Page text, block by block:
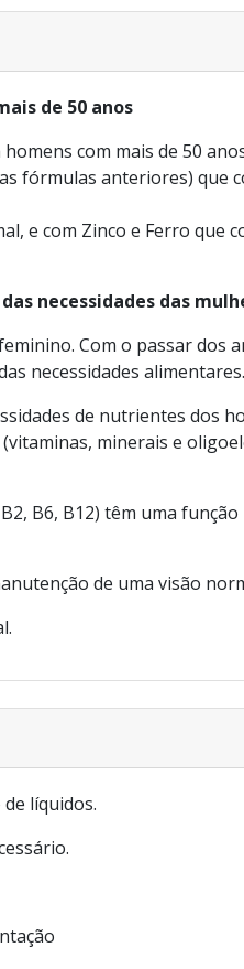
de 50 anos
com mais de 50
fórmulas anteriores) que
e com Zinco e Ferro que
necessidades das
Com o passar dos
necessidades alimentares.
de nutrientes dos
minerais e
B6, B12) têm uma
de uma visão
líquidos.